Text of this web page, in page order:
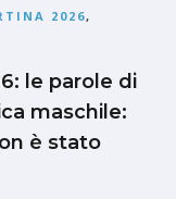
2026,
le parole di
maschile:
è stato